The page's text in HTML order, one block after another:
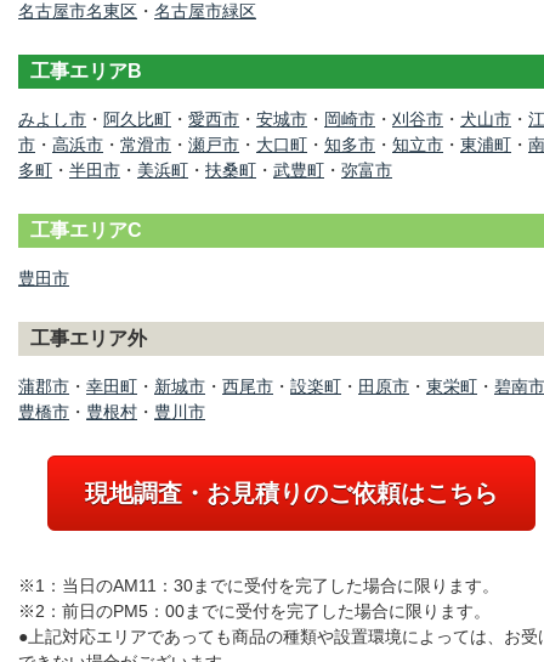
名古屋市名東区 ・ 名古屋市緑区
工事エリアB
みよし市 ・ 阿久比町 ・ 愛西市 ・ 安城市 ・ 岡崎市 ・ 刈谷市 ・ 犬山市 ・
市 ・ 高浜市 ・ 常滑市 ・ 瀬戸市 ・ 大口町 ・ 知多市 ・ 知立市 ・ 東浦町 ・
多町 ・ 半田市 ・ 美浜町 ・ 扶桑町 ・ 武豊町 ・ 弥富市
工事エリアC
豊田市
工事エリア外
蒲郡市 ・ 幸田町 ・ 新城市 ・ 西尾市 ・ 設楽町 ・ 田原市 ・ 東栄町 ・ 碧南市
豊橋市 ・ 豊根村 ・ 豊川市
現地調査・お見積りのご依頼はこちら
※1：当日のAM11：30までに受付を完了した場合に限ります。
※2：前日のPM5：00までに受付を完了した場合に限ります。
●上記対応エリアであっても商品の種類や設置環境によっては、お受